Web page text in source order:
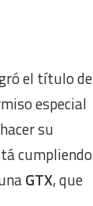
el título de
especial
su
cumpliendo
GTX, que